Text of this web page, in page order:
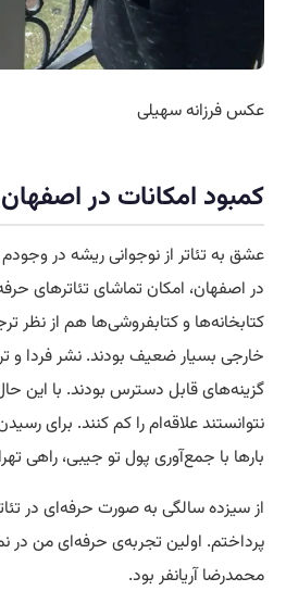
عکس فرزانه سهیلی
کمبود امکانات در اصفهان
عشق به تئاتر از نوجوانی ریشه در
در اصفهان، امکان تماشای تئاترهای
کتابخانه‌ها و کتابفروشی‌ها هم از نظر
خارجی بسیار ضعیف بودند. نشر فردا و
گزینه‌های قابل دسترس بودند. با این
نتوانستند علاقه‌ام را کم کنند. برای
بارها با جمع‌آوری پول تو جیبی، راهی
از سیزده سالگی به صورت حرفه‌ای در
پرداختم. اولین تجربه‌ی حرفه‌ای من در
محمدرضا آریانفر بود.